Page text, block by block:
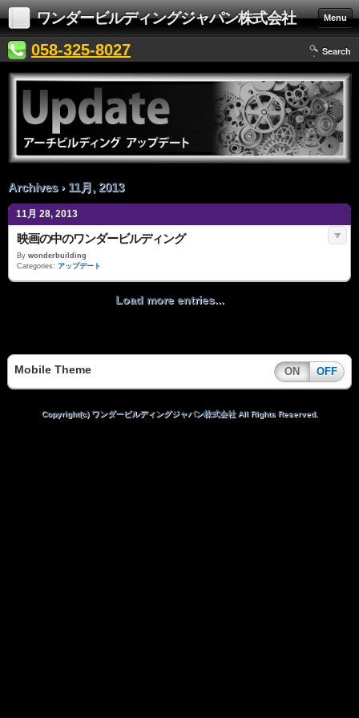
ワンダービルディングジャパン株式会社 Menu
058-325-8027 Search
Archives › 11月, 2013
11月 28, 2013
映画の中のワンダービルディング
By wonderbuilding
Categories: アップデート
Load more entries...
Mobile Theme ON OFF
Copyright(c) ワンダービルディングジャパン株式会社 All Rights Reserved.